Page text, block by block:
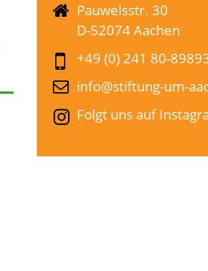
Pauwelsstr. 30
D-52074 Aachen
+49 (0) 241 80-
info@stiftung-um-
Folgt uns auf